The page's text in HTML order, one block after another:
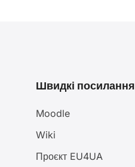
Швидкі посилання
Moodle
Wiki
Проєкт EU4UA